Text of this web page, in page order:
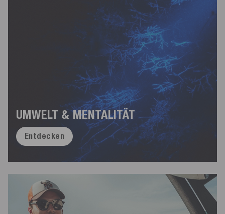
UMWELT & MENTALITÄT
Entdecken